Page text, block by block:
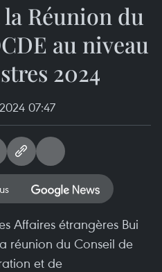
Réunion du
au niveau
2024
07:47
Affaires étrangères Bui
réunion du Conseil de
et de